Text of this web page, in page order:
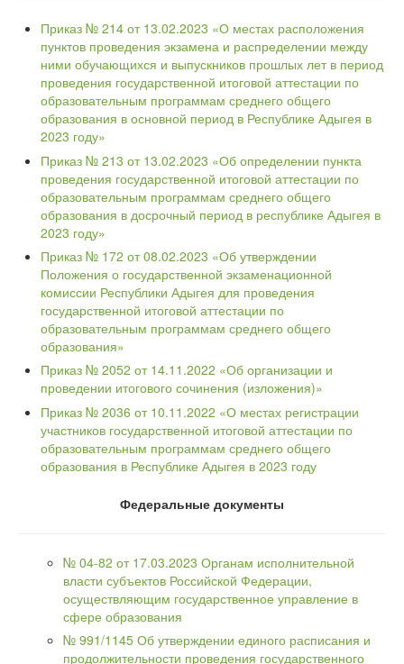
Приказ № 214 от 13.02.2023 «О местах расположения
пунктов проведения экзамена и распределении между
ними обучающихся и выпускников прошлых лет в период
проведения государственной итоговой аттестации по
образовательным программам среднего общего
образования в основной период в Республике Адыгея в
2023 году»
Приказ № 213 от 13.02.2023 «Об определении пункта
проведения государственной итоговой аттестации по
образовательным программам среднего общего
образования в досрочный период в республике Адыгея в
2023 году»
Приказ № 172 от 08.02.2023 «Об утверждении
Положения о государственной экзаменационной
комиссии Республики Адыгея для проведения
государственной итоговой аттестации по
образовательным программам среднего общего
образования»
Приказ № 2052 от 14.11.2022 «Об организации и
проведении итогового сочинения (изложения)»
Приказ № 2036 от 10.11.2022 «О местах регистрации
участников государственной итоговой аттестации по
образовательным программам среднего общего
образования в Республике Адыгея в 2023 году
Федеральные документы
№ 04-82 от 17.03.2023 Органам исполнительной
власти субъектов Российской Федерации,
осуществляющим государственное управление в
сфере образования
№ 991/1145 Об утверждении единого расписания и
продолжительности проведения государственного